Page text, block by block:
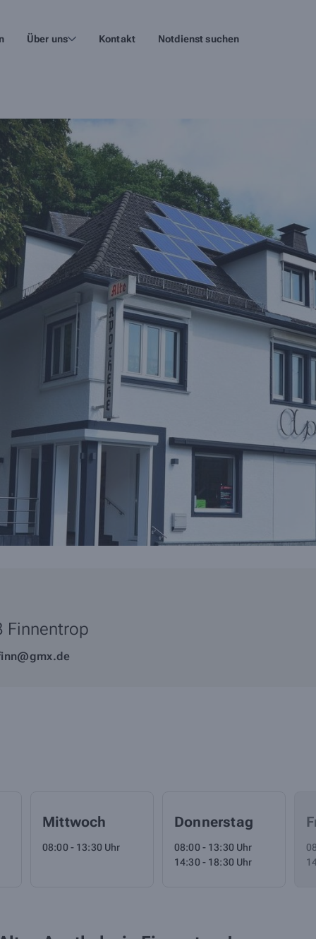
Über uns Kontakt Notdienst suchen
Finnentrop
Mittwoch
08:00 - 13:30 Uhr
Donnerstag
08:00 - 13:30 Uhr
14:30 - 18:30 Uhr